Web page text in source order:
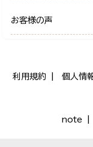
お客様の声
利用規約 個人情
note